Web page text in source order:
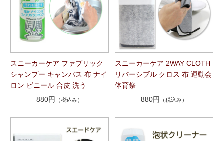
スニーカーケア ファブリック
シャンプー キャンバス 布 ナイ
ロン ビニール 合皮 洗う
880円
（税込み）
スニーカーケア 2WAY CLOTH
リバーシブル クロス 布 運動会
体育祭
880円
（税込み）